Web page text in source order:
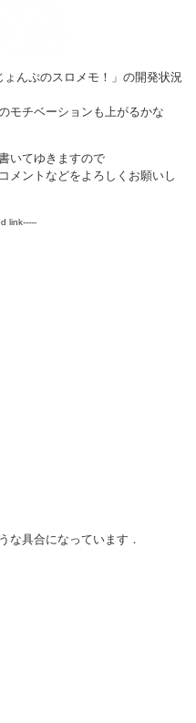
んぷのスロメモ！」の開発状況
モチベーションも上がるかな
いてゆきますので
メントなどをよろしくお願いし
link-----
な具合になっています．